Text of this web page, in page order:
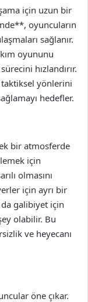
için uzun bir
oyuncuların
sağlanır.
oyununu
hızlandırır.
yönlerini
hedefler.
bir atmosferde
için
olmasını
için ayrı bir
da galibiyet için
olabilir. Bu
ve heyecanı
öne çıkar.